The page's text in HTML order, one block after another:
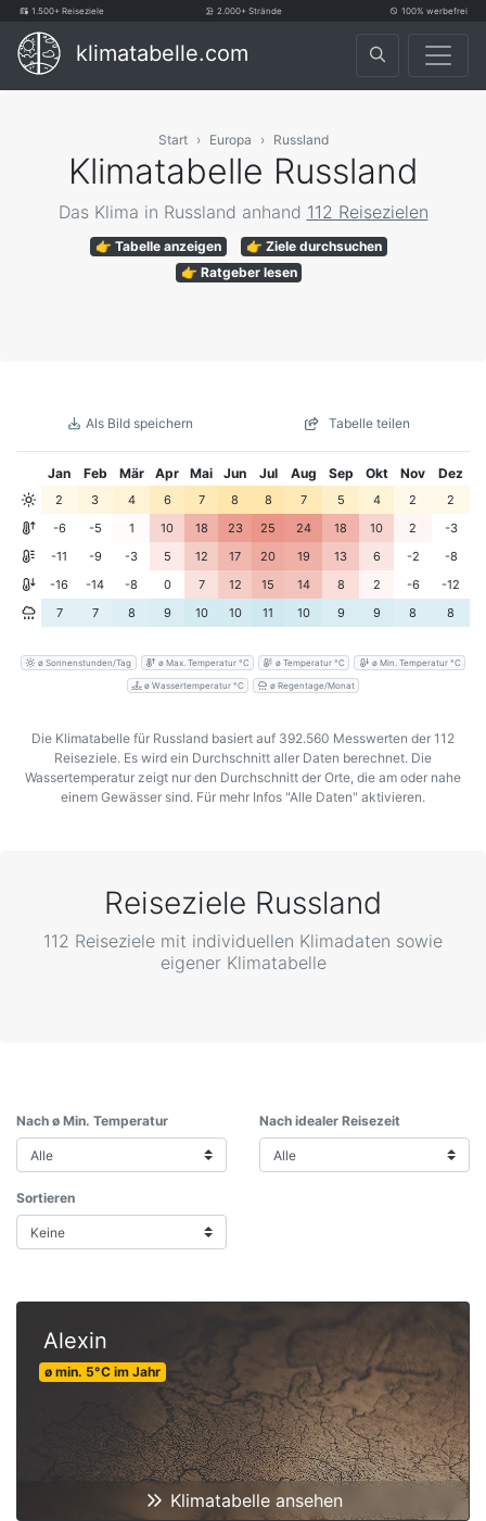
1.500+ Reiseziele 2.000+ Strände 100% werbefrei
klimatabelle.com
Start Europa Russland
Klimatabelle Russland
Das Klima in Russland anhand 112 Reisezielen
👉 Tabelle anzeigen
👉 Ziele durchsuchen
👉 Ratgeber lesen
Als Bild speichern Tabelle teilen
Jan Feb Mär Apr Mai Jun Jul Aug Sep Okt Nov Dez
2 3 4 6 7 8 8 7 5 4 2
2
-6
-5 1 10 18 23 25 24 18 10 2
-3
-11
-9 -3 5 12 17 20 19 13 6 -2
-8
-16
-14 -8 0 7 12 15 14 8 2 -6
-12
7
7 8 9 10 10 11 10 9 9 8 8
ø Sonnenstunden/Tag ø Max. Temperatur °C ø Temperatur °C ø Min. Temperatur °C
ø Wassertemperatur °C ø Regentage/Monat
Die Klimatabelle für Russland basiert auf 392.560 Messwerten der 112
Reiseziele. Es wird ein Durchschnitt aller Daten berechnet. Die
Wassertemperatur zeigt nur den Durchschnitt der Orte, die am oder nahe
einem Gewässer sind. Für mehr Infos "Alle Daten" aktivieren.
Reiseziele Russland
112 Reiseziele mit individuellen Klimadaten sowie
eigener Klimatabelle
Nach ø Min. Temperatur Nach idealer Reisezeit
Sortieren
Alexin
ø min. 5°C im Jahr
Klimatabelle ansehen